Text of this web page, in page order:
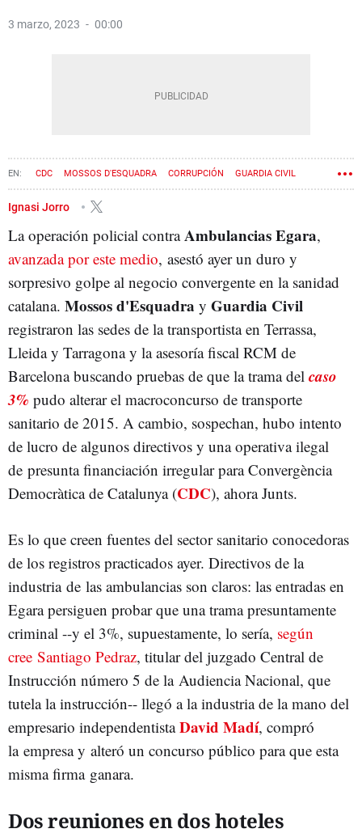
3 marzo, 2023 00:00
CDC MOSSOS D'ESQUADRA CORRUPCIÓN GUARDIA CIVIL
GENERALITAT DE CATALUÑA
Ignasi Jorro
La operación policial contraAmbulancias Egara,
avanzada por este medio, asestó ayer un duro y
sorpresivo golpe al negocio convergente en la sanidad
catalana. Mossos d'Esquadra y Guardia Civil
registraron las sedes de la transportista en Terrassa,
Lleida y Tarragona y la asesoría fiscal RCM de
Barcelona buscando pruebas de que la trama del caso
3% pudo alterar el macroconcurso de transporte
sanitario de 2015. A cambio, sospechan, hubo intento
de lucro de algunos directivos y una operativa ilegal
de presunta financiación irregular para Convergència
Democràtica de Catalunya (CDC), ahora Junts.
Es lo que creen fuentes del sector sanitario conocedoras
de los registros practicados ayer. Directivos de la
industria de las ambulancias son claros: las entradas en
Egara persiguen probar que una trama presuntamente
criminal --y el 3%, supuestamente, lo sería, según
cree Santiago Pedraz, titular del juzgado Central de
Instrucción número 5 de la Audiencia Nacional, que
tutela la instrucción-- llegó a la industria de la mano del
empresario independentistaDavid Madí, compró
la empresa y alteró un concurso público para que esta
misma firma ganara.
Dos reuniones en dos hoteles